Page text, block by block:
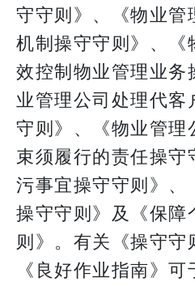
守守则》、《物业管
机制操守守则》、《
效控制物业管理业务
业管理公司处理代客
守则》、《物业管理
束须履行的责任操守
污事宜操守守则》、
操守守则》及《保障
则》。有关《操守守
《良好作业指南》